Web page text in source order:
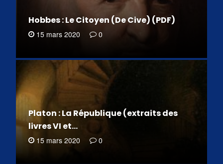
Hobbes : Le Citoyen (De Cive) (PDF)
15 mars 2020 0
Platon : La République (extraits des
livres VI et…
15 mars 2020 0